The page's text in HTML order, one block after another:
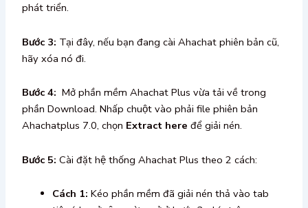
phát triển.
Bước 3: Tại đây, nếu bạn đang cài Ahachat phiên bản cũ,
hãy xóa nó đi.
Bước 4: Mở phần mềm Ahachat Plus vừa tải về trong
phần Download. Nhấp chuột vào phải file phiên bản
Ahachatplus 7.0, chọn Extract heređể giải nén.
Bước 5:Cài đặt hệ thống Ahachat Plus theo 2 cách:
Cách 1:Kéo phần mềm đã giải nén thả vào tab